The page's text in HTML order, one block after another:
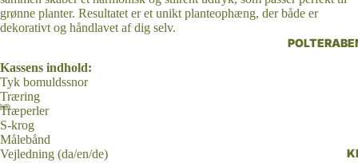
Åbn
billede
Åbn
billede
Åbn
billede
grønne planter. Resultatet er et unikt planteophæng, der både er
dekorativt og håndlavet af dig selv.
Kassens indhold:
Tyk bomuldssnor
Træring
Træperler
S-krog
Målebånd
Vejledning (da/en/de)